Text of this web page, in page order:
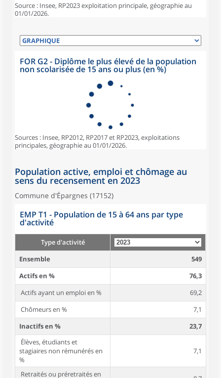
Source : Insee, RP2023 exploitation principale, géographie au
01/01/2026.
FOR G2 - Diplôme le plus élevé de la population
non scolarisée de 15 ans ou plus (en %)
Sources : Insee, RP2012, RP2017 et RP2023, exploitations
principales, géographie au 01/01/2026.
Population active, emploi et chômage au
sens du recensement en 2023
Commune d'Épargnes (17152)
EMP T1 - Population de 15 à 64 ans par type
d'activité
Type d'activité
Ensemble
549
Actifs en %
76,3
Actifs ayant un emploi en %
69,2
Chômeurs en %
7,1
Inactifs en %
23,7
Élèves, étudiants et
stagiaires non rémunérés en
%
7,1
Retraités ou préretraités en